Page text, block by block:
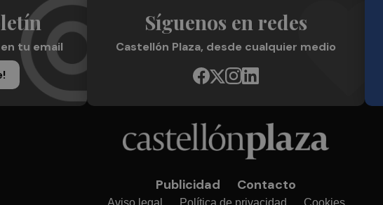
tu email
Síguenos en redes
Castellón Plaza, desde cualquier medio
Publicidad Contacto
Aviso legal Política de privacidad Cookies